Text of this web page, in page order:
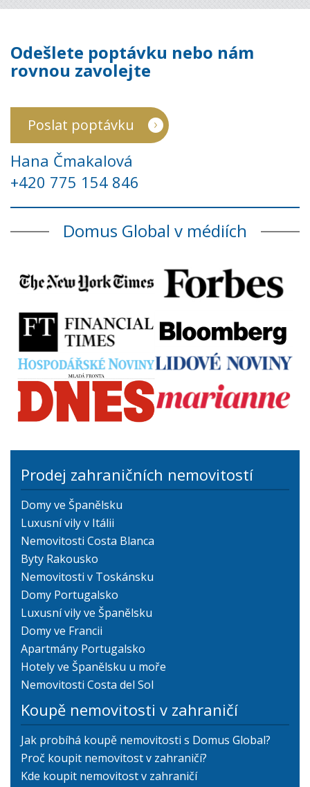
Odešlete poptávku nebo nám
rovnou zavolejte
Poslat poptávku
Hana Čmakalová
+420 775 154 846
Domus Global v médiích
Prodej zahraničních nemovitostí
Domy ve Španělsku
Luxusní vily v Itálii
Nemovitosti Costa Blanca
Byty Rakousko
Nemovitosti v Toskánsku
Domy Portugalsko
Luxusní vily ve Španělsku
Domy ve Francii
Apartmány Portugalsko
Hotely ve Španělsku u moře
Nemovitosti Costa del Sol
Koupě nemovitosti v zahraničí
Jak probíhá koupě nemovitosti s Domus Global?
Proč koupit nemovitost v zahraničí?
Kde koupit nemovitost v zahraničí